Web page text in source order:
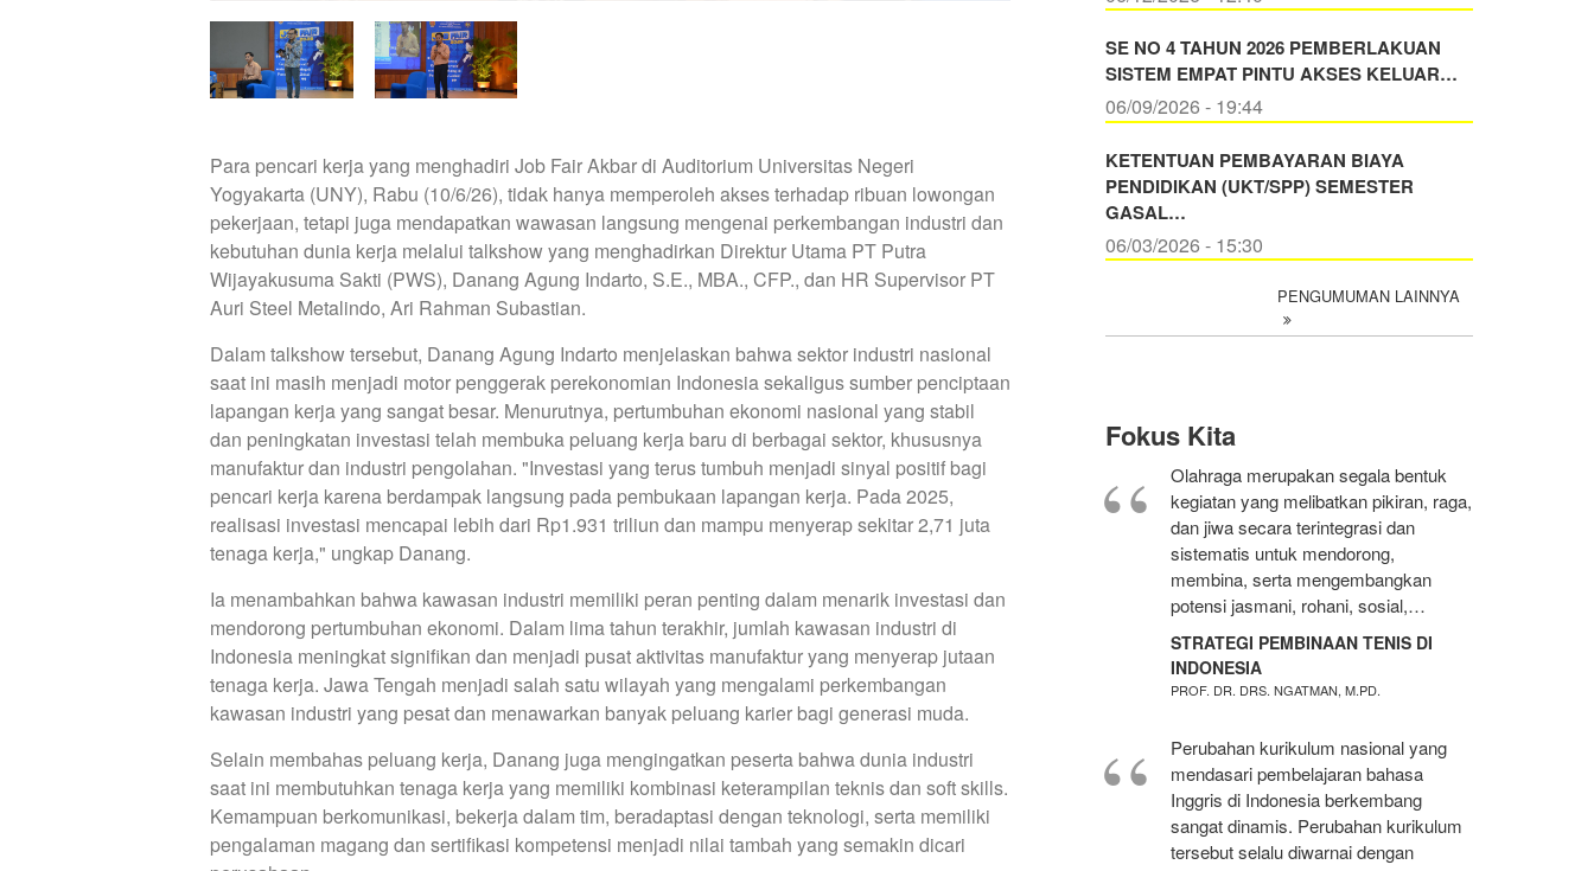
Para pencari kerja yang menghadiri Job Fair Akbar di Auditorium Universitas Negeri
Yogyakarta (UNY), Rabu (10/6/26), tidak hanya memperoleh akses terhadap ribuan lowongan
pekerjaan, tetapi juga mendapatkan wawasan langsung mengenai perkembangan industri dan
kebutuhan dunia kerja melalui talkshow yang menghadirkan Direktur Utama PT Putra
Wijayakusuma Sakti (PWS), Danang Agung Indarto, S.E., MBA., CFP., dan HR Supervisor PT
Auri Steel Metalindo, Ari Rahman Subastian.
Dalam talkshow tersebut, Danang Agung Indarto menjelaskan bahwa sektor industri nasional
saat ini masih menjadi motor penggerak perekonomian Indonesia sekaligus sumber penciptaan
lapangan kerja yang sangat besar. Menurutnya, pertumbuhan ekonomi nasional yang stabil
dan peningkatan investasi telah membuka peluang kerja baru di berbagai sektor, khususnya
manufaktur dan industri pengolahan. "Investasi yang terus tumbuh menjadi sinyal positif bagi
pencari kerja karena berdampak langsung pada pembukaan lapangan kerja. Pada 2025,
realisasi investasi mencapai lebih dari Rp1.931 triliun dan mampu menyerap sekitar 2,71 juta
tenaga kerja," ungkap Danang.
Ia menambahkan bahwa kawasan industri memiliki peran penting dalam menarik investasi dan
mendorong pertumbuhan ekonomi. Dalam lima tahun terakhir, jumlah kawasan industri di
Indonesia meningkat signifikan dan menjadi pusat aktivitas manufaktur yang menyerap jutaan
tenaga kerja. Jawa Tengah menjadi salah satu wilayah yang mengalami perkembangan
kawasan industri yang pesat dan menawarkan banyak peluang karier bagi generasi muda.
Selain membahas peluang kerja, Danang juga mengingatkan peserta bahwa dunia industri
saat ini membutuhkan tenaga kerja yang memiliki kombinasi keterampilan teknis dan soft skills.
Kemampuan berkomunikasi, bekerja dalam tim, beradaptasi dengan teknologi, serta memiliki
pengalaman magang dan sertifikasi kompetensi menjadi nilai tambah yang semakin dicari
SE NO 4 TAHUN 2026 PEMBERLAKUAN
SISTEM EMPAT PINTU AKSES KELUAR…
06/09/2026 - 19:44
KETENTUAN PEMBAYARAN BIAYA
PENDIDIKAN (UKT/SPP) SEMESTER
GASAL…
06/03/2026 - 15:30
PENGUMUMAN LAINNYA
Fokus Kita
Olahraga merupakan segala bentuk
kegiatan yang melibatkan pikiran, raga,
dan jiwa secara terintegrasi dan
sistematis untuk mendorong,
membina, serta mengembangkan
potensi jasmani, rohani, sosial,…
STRATEGI PEMBINAAN TENIS DI
INDONESIA
PROF. DR. DRS. NGATMAN, M.PD.
Perubahan kurikulum nasional yang
mendasari pembelajaran bahasa
Inggris di Indonesia berkembang
sangat dinamis. Perubahan kurikulum
tersebut selalu diwarnai dengan